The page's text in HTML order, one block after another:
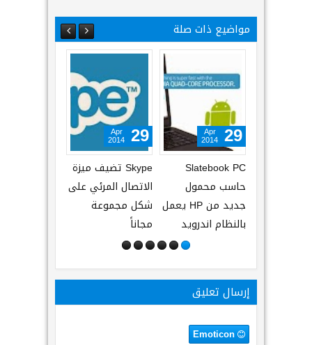
مواضيع ذات صلة
Slatebook PC
حاسب محمول
جديد من HP يعمل
بالنظام اندرويد
29
Apr
2014
Skype تضيف ميزة
الاتصال المرئي على
شكل مجموعة
مجاناً
29
Apr
2014
إرسال تعليق
Emoticon